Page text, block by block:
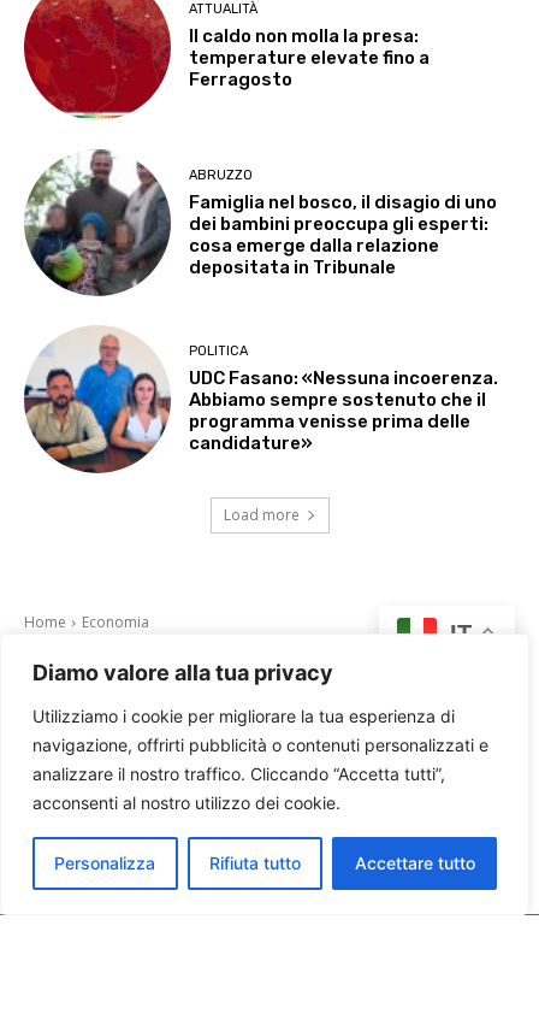
Diamo valore alla tua privacy
Utilizziamo i cookie per migliorare la tua esperienza di
navigazione, offrirti pubblicità o contenuti personalizzati e
analizzare il nostro traffico. Cliccando “Accetta tutti”,
acconsenti al nostro utilizzo dei cookie.
Personalizza Rifiuta tutto Accettare tutto
ATTUALITÀ
Il caldo non molla la presa:
temperature elevate fino a
Ferragosto
ABRUZZO
Famiglia nel bosco, il disagio di uno
dei bambini preoccupa gli esperti:
cosa emerge dalla relazione
depositata in Tribunale
POLITICA
UDC Fasano: «Nessuna incoerenza.
Abbiamo sempre sostenuto che il
programma venisse prima delle
candidature»
Load more